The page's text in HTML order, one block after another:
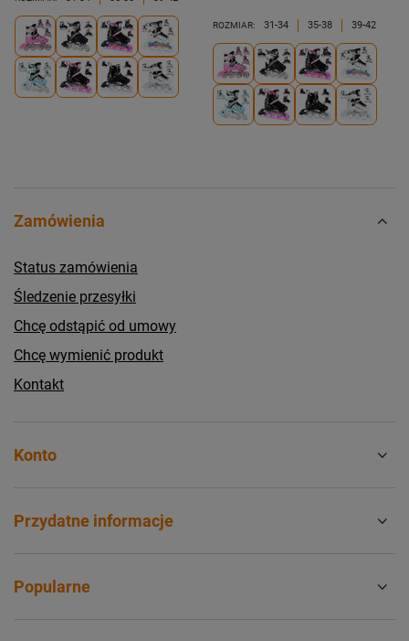
ROZMIAR: 31-34 35-38 39-42
Zamówienia
Status zamówienia
Śledzenie przesyłki
Chcę odstąpić od umowy
Chcę wymienić produkt
Kontakt
Konto
Przydatne informacje
Popularne